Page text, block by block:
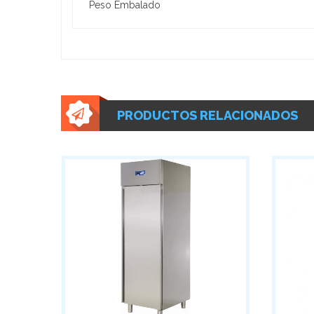
Peso Embalado
PRODUCTOS RELACIONADOS